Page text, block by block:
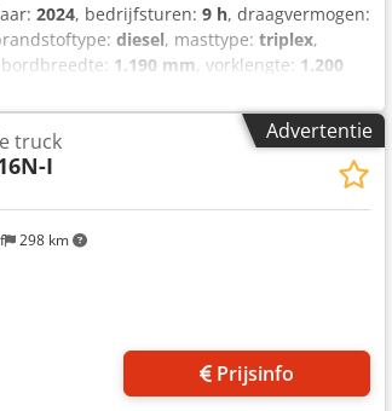
2024, bedrijfsturen: 9 h, draagvermogen:
diesel, masttype: triplex,
1.190 mm, vorklengte: 1.200
- 4.999 kg Masttype: triplex Transmissie:
Conditie: nieuw apparaat Technische staat:
x15 Voorbanden staat: 80 - 100%
Achterbanden staat: 80 - 100%
voor, lastbeschermrooster, volledige
zwaailicht, ruitenwisser,
Advertentie
298 km
truck
I
Prijsinfo